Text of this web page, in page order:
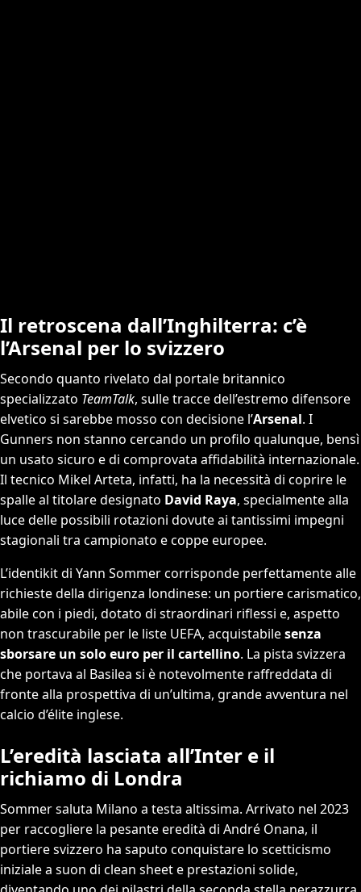
Il retroscena dall’Inghilterra: c’è
l’Arsenal per lo svizzero
Secondo quanto rivelato dal portale britannico
specializzato TeamTalk, sulle tracce dell’estremo difensore
elvetico si sarebbe mosso con decisione l’Arsenal. I
Gunners non stanno cercando un profilo qualunque, bensì
un usato sicuro e di comprovata affidabilità internazionale.
Il tecnico Mikel Arteta, infatti, ha la necessità di coprire le
spalle al titolare designato David Raya, specialmente alla
luce delle possibili rotazioni dovute ai tantissimi impegni
stagionali tra campionato e coppe europee.
L’identikit di Yann Sommer corrisponde perfettamente alle
richieste della dirigenza londinese: un portiere carismatico,
abile con i piedi, dotato di straordinari riflessi e, aspetto
non trascurabile per le liste UEFA, acquistabilesenza
sborsare un solo euro per il cartellino. La pista svizzera
che portava al Basilea si è notevolmente raffreddata di
fronte alla prospettiva di un’ultima, grande avventura nel
calcio d’élite inglese.
L’eredità lasciata all’Inter e il
richiamo di Londra
Sommer saluta Milano a testa altissima. Arrivato nel 2023
per raccogliere la pesante eredità di André Onana, il
portiere svizzero ha saputo conquistare lo scetticismo
iniziale a suon di clean sheet e prestazioni solide,